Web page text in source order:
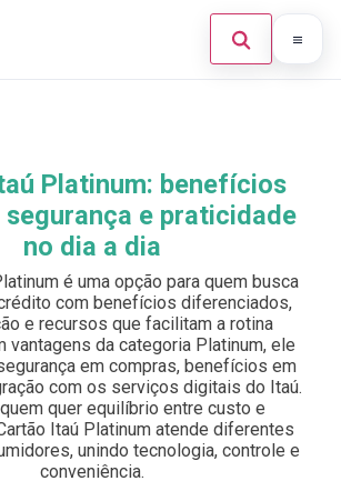
Abrir
buscar o ESC para cerrar.
Platinum: benefícios
segurança e praticidade
no dia a dia
é uma opção para quem busca
com benefícios diferenciados,
e recursos que facilitam a rotina
vantagens da categoria Platinum, ele
em compras, benefícios em
com os serviços digitais do Itaú.
quer equilíbrio entre custo e
Itaú Platinum atende diferentes
unindo tecnologia, controle e
conveniência.